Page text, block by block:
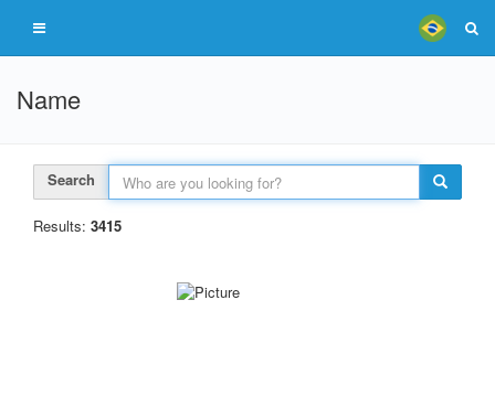
Name
Search
Results: 3415